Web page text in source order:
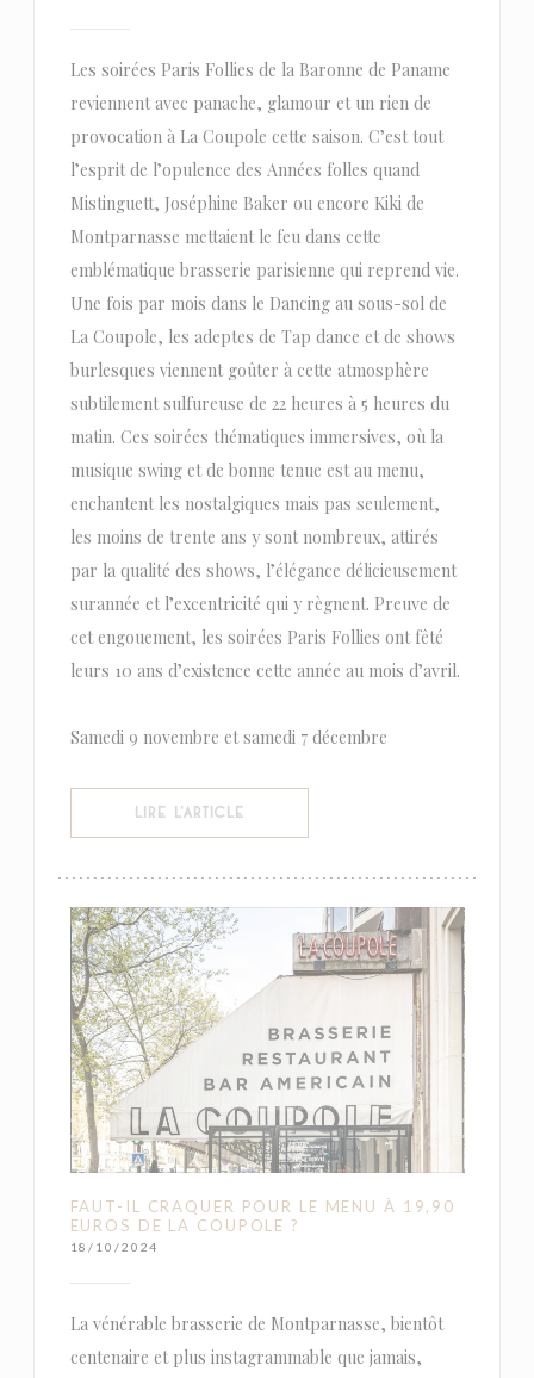
Les soirées Paris Follies de la Baronne de Paname
reviennent avec panache, glamour et un rien de
provocation à La Coupole cette saison. C’est tout
l’esprit de l’opulence des Années folles quand
Mistinguett, Joséphine Baker ou encore Kiki de
Montparnasse mettaient le feu dans cette
emblématique brasserie parisienne qui reprend vie.
Une fois par mois dans le Dancing au sous-sol de
La Coupole, les adeptes de Tap dance et de shows
burlesques viennent goûter à cette atmosphère
subtilement sulfureuse de 22 heures à 5 heures du
matin. Ces soirées thématiques immersives, où la
musique swing et de bonne tenue est au menu,
enchantent les nostalgiques mais pas seulement,
les moins de trente ans y sont nombreux, attirés
par la qualité des shows, l’élégance délicieusement
surannée et l’excentricité qui y règnent. Preuve de
cet engouement, les soirées Paris Follies ont fêté
leurs 10 ans d’existence cette année au mois d’avril.
Samedi 9 novembre et samedi 7 décembre
LIRE L'ARTICLE((OUVRE UNE NOUVELLE FENÊTRE))
FAUT-IL CRAQUER POUR LE MENU À 19,90
EUROS DE LA COUPOLE ?
18/10/2024
La vénérable brasserie de Montparnasse, bientôt
centenaire et plus instagrammable que jamais,